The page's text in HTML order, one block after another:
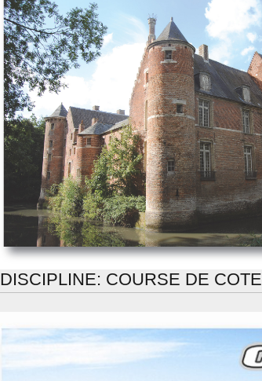
DISCIPLINE: COURSE DE COTE